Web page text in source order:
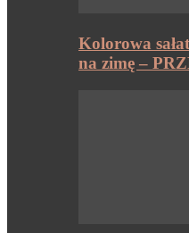
Kolorowa
na zimę –